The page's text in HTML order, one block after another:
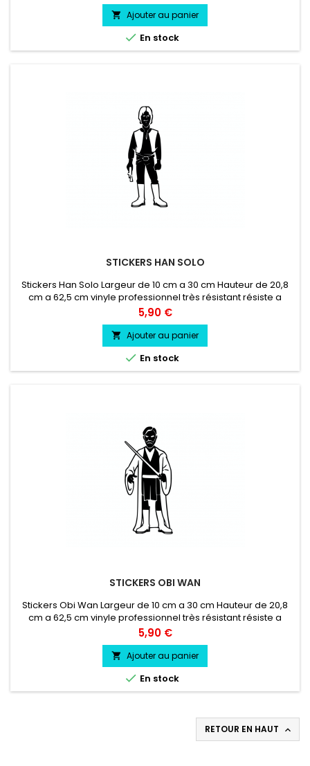
 Ajouter au panier
 En stock
STICKERS HAN SOLO
Stickers Han Solo Largeur de 10 cm a 30 cm Hauteur de 20,8
cm a 62,5 cm vinyle professionnel très résistant résiste a
l'eau, essence, chaleur, froid.
Prix
5,90 €
 Ajouter au panier
 En stock
STICKERS OBI WAN
Stickers Obi Wan Largeur de 10 cm a 30 cm Hauteur de 20,8
cm a 62,5 cm vinyle professionnel très résistant résiste a
l'eau, essence, chaleur, froid.
Prix
5,90 €
 Ajouter au panier
 En stock
RETOUR EN HAUT 